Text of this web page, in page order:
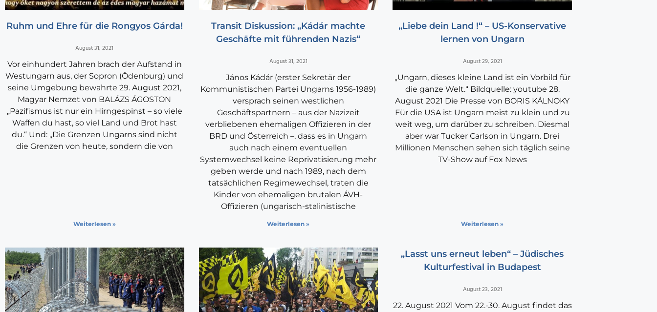
Ruhm und Ehre für die Rongyos Gárda!
August 31, 2021
Vor einhundert Jahren brach der Aufstand in
Westungarn aus, der Sopron (Ödenburg) und
seine Umgebung bewahrte 29. August 2021,
Magyar Nemzet von BALÁZS ÁGOSTON
„Pazifismus ist nur ein Hirngespinst – so viele
Waffen du hast, so viel Land und Brot hast
du.“ Und: „Die Grenzen Ungarns sind nicht
die Grenzen von heute, sondern die von
Weiterlesen »
Transit Diskussion: „Kádár machte
Geschäfte mit führenden Nazis“
August 31, 2021
János Kádár (erster Sekretär der
Kommunistischen Partei Ungarns 1956-1989)
versprach seinen westlichen
Geschäftspartnern – aus der Nazizeit
verbliebenen ehemaligen Offizieren in der
BRD und Österreich –, dass es in Ungarn
auch nach einem eventuellen
Systemwechsel keine Reprivatisierung mehr
geben werde und nach 1989, nach dem
tatsächlichen Regimewechsel, traten die
Kinder von ehemaligen brutalen ÁVH-
Offizieren (ungarisch-stalinistische
Weiterlesen »
„Liebe dein Land !“ – US-Konservative
lernen von Ungarn
August 29, 2021
„Ungarn, dieses kleine Land ist ein Vorbild für
die ganze Welt.“ Bildquelle: youtube 28.
August 2021 Die Presse von BORIS KÁLNOKY
Für die USA ist Ungarn meist zu klein und zu
weit weg, um darüber zu schreiben. Diesmal
aber war Tucker Carlson in Ungarn. Drei
Millionen Menschen sehen sich täglich seine
TV-Show auf Fox News
Weiterlesen »
„Lasst uns erneut leben“ – Jüdisches
Kulturfestival in Budapest
August 23, 2021
22. August 2021 Vom 22.-30. August findet das